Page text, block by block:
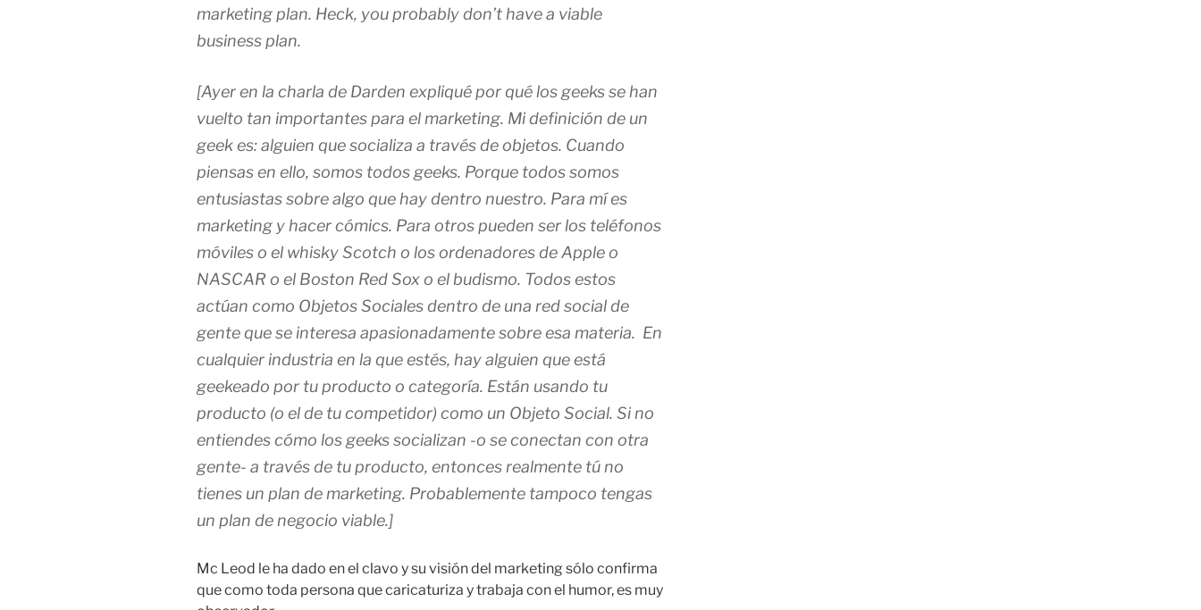
marketing plan. Heck, you probably don’t have a viable
business plan.
[Ayer en la charla de Darden expliqué por qué los geeks se han
vuelto tan importantes para el marketing. Mi definición de un
geek es: alguien que socializa a través de objetos. Cuando
piensas en ello, somos todos geeks. Porque todos somos
entusiastas sobre algo que hay dentro nuestro. Para mí es
marketing y hacer cómics. Para otros pueden ser los teléfonos
móviles o el whisky Scotch o los ordenadores de Apple o
NASCAR o el Boston Red Sox o el budismo. Todos estos
actúan como Objetos Sociales dentro de una red social de
gente que se interesa apasionadamente sobre esa materia. En
cualquier industria en la que estés, hay alguien que está
geekeado por tu producto o categoría. Están usando tu
producto (o el de tu competidor) como un Objeto Social. Si no
entiendes cómo los geeks socializan -o se conectan con otra
gente- a través de tu producto, entonces realmente tú no
tienes un plan de marketing. Probablemente tampoco tengas
un plan de negocio viable.]
Mc Leod le ha dado en el clavo y su visión del marketing sólo confirma
que como toda persona que caricaturiza y trabaja con el humor, es muy